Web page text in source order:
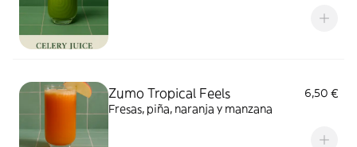
Zumo Tropical Feels
6,50 €
Fresas, piña, naranja y manzana